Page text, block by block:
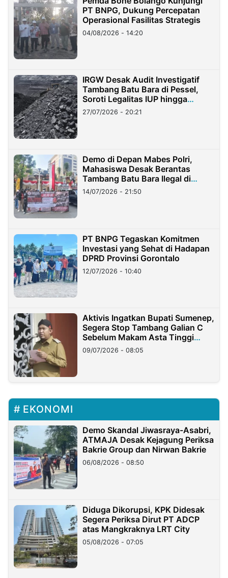
PT BNPG, Dukung Percepatan
Operasional Fasilitas Strategis
04/08/2026 - 14:20
IRGW Desak Audit Investigatif
Tambang Batu Bara di Pessel,
Soroti Legalitas IUP hingga
Stockpile
27/07/2026 - 20:21
Demo di Depan Mabes Polri,
Mahasiswa Desak Berantas
Tambang Batu Bara Ilegal di
Lampung
14/07/2026 - 21:50
PT BNPG Tegaskan Komitmen
Investasi yang Sehat di Hadapan
DPRD Provinsi Gorontalo
12/07/2026 - 10:40
Aktivis Ingatkan Bupati Sumenep,
Segera Stop Tambang Galian C
Sebelum Makam Asta Tinggi
Longsor
09/07/2026 - 08:05
EKONOMI
Demo Skandal Jiwasraya-Asabri,
ATMAJA Desak Kejagung Periksa
Bakrie Group dan Nirwan Bakrie
06/08/2026 - 08:50
Diduga Dikorupsi, KPK Didesak
Segera Periksa Dirut PT ADCP
atas Mangkraknya LRT City
05/08/2026 - 07:05